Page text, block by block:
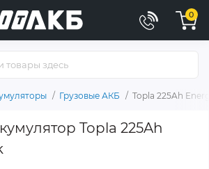
0
Грузовые АКБ Topla 225Ah
Topla 225Ah